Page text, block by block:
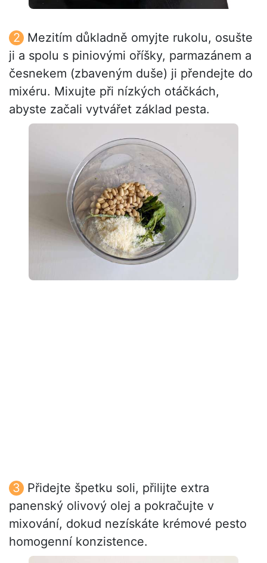
Mezitím důkladně omyjte rukolu, osušte
ji a spolu s piniovými oříšky, parmazánem a
česnekem (zbaveným duše) ji přendejte do
mixéru. Mixujte při nízkých otáčkách,
abyste začali vytvářet základ pesta.
Přidejte špetku soli, přilijte extra
panenský olivový olej a pokračujte v
mixování, dokud nezískáte krémové pesto
homogenní konzistence.